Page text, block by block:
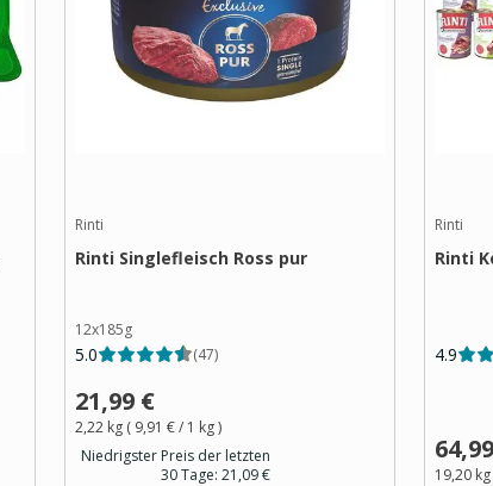
Rinti
Rinti Singlefleisch Ross pur
12x185g
5.0 (47)
21,99 €
2,22 kg ( 9,91 €/ 1 kg)
Niedrigster Preis der letzten
30 Tage: 21,09 €
Rinti
Rinti
4.9
19,20 kg